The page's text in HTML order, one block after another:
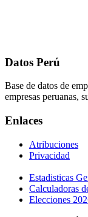
Datos Perú
Base de datos de
empresas peruanas,
Enlaces
Atribuciones
Privacidad
Estadisticas
Calculadoras
Elecciones